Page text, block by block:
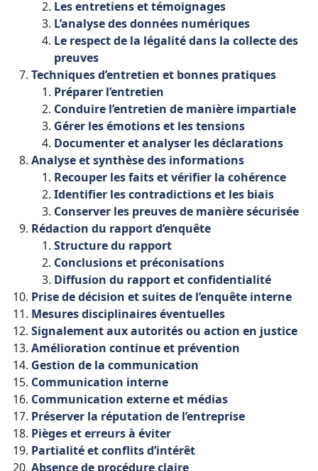
Lesentretiensettémoignages
L’analysedesdonnées numériques
Le respectde la légalitédans la collectedes
preuves
Techniquesd’entretien et bonnes pratiques
Préparer l’entretien
Conduire l’entretien de manière impartiale
Gérer lesémotionset lestensions
Documenteretanalyser lesdéclarations
Analyseetsynthèsedes informations
Recouper lesfaitsetvérifier la cohérence
Identifier lescontradictionset les biais
Conserver les preuvesde manièresécurisée
Rédaction du rapportd’enquête
Structuredu rapport
Conclusionset préconisations
Diffusion du rapportetconfidentialité
Prisededécision etsuitesde l’enquête interne
Mesuresdisciplinaireséventuelles
Signalementauxautoritésou action en justice
Amélioration continueet prévention
Gestion de la communication
Communication interne
Communication externeet médias
Préserver la réputation de l’entreprise
Piègeseterreursà éviter
Partialitéetconflitsd’intérêt
Absencede procédureclaire